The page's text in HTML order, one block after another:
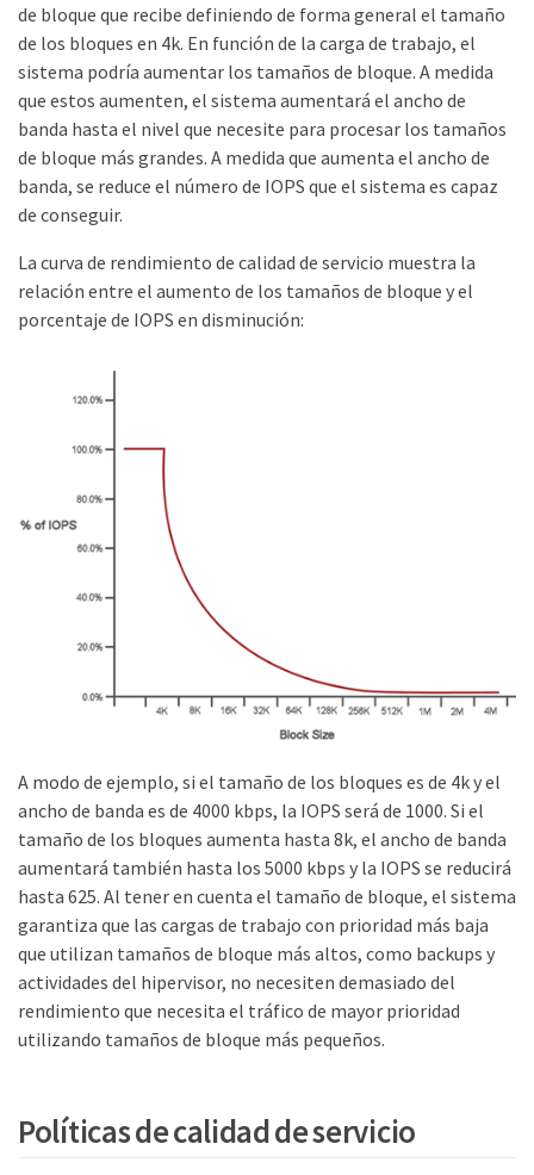
de bloque que recibe definiendo de forma general el tamaño
de los bloques en 4k. En función de la carga de trabajo, el
sistema podría aumentar los tamaños de bloque. A medida
que estos aumenten, el sistema aumentará el ancho de
banda hasta el nivel que necesite para procesar los tamaños
de bloque más grandes. A medida que aumenta el ancho de
banda, se reduce el número de IOPS que el sistema es capaz
de conseguir.
La curva de rendimiento de calidad de servicio muestra la
relación entre el aumento de los tamaños de bloque y el
porcentaje de IOPS en disminución:
A modo de ejemplo, si el tamaño de los bloques es de 4k y el
ancho de banda es de 4000 kbps, la IOPS será de 1000. Si el
tamaño de los bloques aumenta hasta 8k, el ancho de banda
aumentará también hasta los 5000 kbps y la IOPS se reducirá
hasta 625. Al tener en cuenta el tamaño de bloque, el sistema
garantiza que las cargas de trabajo con prioridad más baja
que utilizan tamaños de bloque más altos, como backups y
actividades del hipervisor, no necesiten demasiado del
rendimiento que necesita el tráfico de mayor prioridad
utilizando tamaños de bloque más pequeños.
Políticas de calidad de servicio